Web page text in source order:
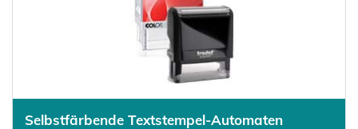
Selbstfärbende Textstempel-Automaten